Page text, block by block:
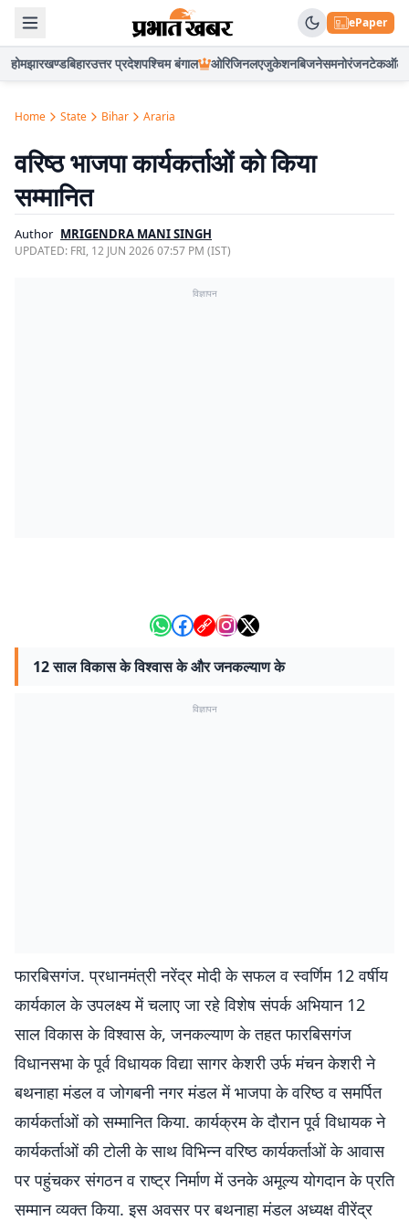
ePaper
होमझारखण्डबिहारउत्तर प्रदेशपश्चिम बंगाल ओरिजिनलएजुकेशनबिजनेसमनोरंजनटेकऑटो
Home State Bihar Araria
वरिष्ठ भाजपा कार्यकर्ताओं काे किया
सम्मानित
Author MRIGENDRA MANI SINGH
UPDATED: FRI, 12 JUN 2026 07:57 PM (IST)
विज्ञापन
12 साल विकास के विश्वास के और जनकल्याण के
विज्ञापन
फारबिसगंज. प्रधानमंत्री नरेंद्र मोदी के सफल व स्वर्णिम 12 वर्षीय
कार्यकाल के उपलक्ष्य में चलाए जा रहे विशेष संपर्क अभियान 12
साल विकास के विश्वास के, जनकल्याण के तहत फारबिसगंज
विधानसभा के पूर्व विधायक विद्या सागर केशरी उर्फ मंचन केशरी ने
बथनाहा मंडल व जोगबनी नगर मंडल में भाजपा के वरिष्ठ व समर्पित
कार्यकर्ताओं को सम्मानित किया. कार्यक्रम के दौरान पूर्व विधायक ने
कार्यकर्ताओं की टोली के साथ विभिन्न वरिष्ठ कार्यकर्ताओं के आवास
पर पहुंचकर संगठन व राष्ट्र निर्माण में उनके अमूल्य योगदान के प्रति
सम्मान व्यक्त किया. इस अवसर पर बथनाहा मंडल अध्यक्ष वीरेंद्र